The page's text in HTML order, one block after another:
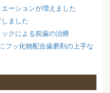
ーションが増えました
ました
クによる前歯の治療
フッ化物配合歯磨剤の上手な